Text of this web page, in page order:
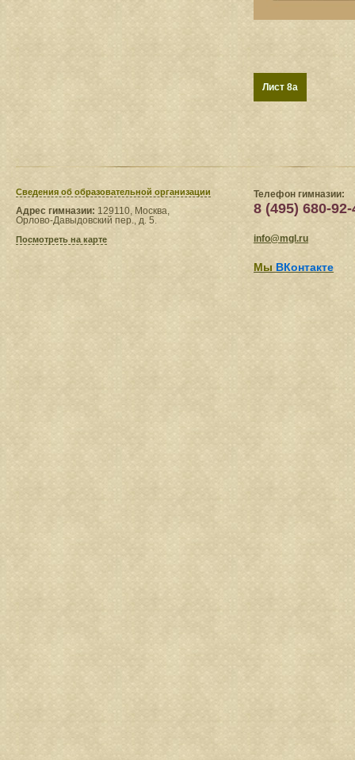
Лист 8a
Сведения​ об образовательной организации
Адрес гимназии: 129110, Москва,
Орлово-Давыдовский пер., д. 5.
Посмотреть на карте
Телефон гимназии:
8 (495) 680-92-
info@mgl.ru
Мы ВКонтакте